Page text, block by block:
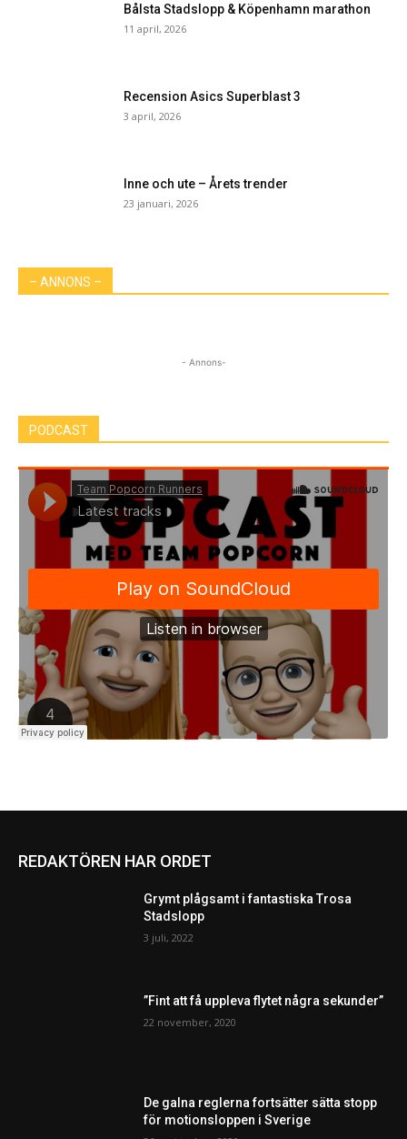
Bålsta Stadslopp & Köpenhamn marathon
11 april, 2026
Recension Asics Superblast 3
3 april, 2026
Inne och ute – Årets trender
23 januari, 2026
– ANNONS –
- Annons-
PODCAST
REDAKTÖREN HAR ORDET
Grymt plågsamt i fantastiska Trosa
Stadslopp
3 juli, 2022
”Fint att få uppleva flytet några sekunder”
22 november, 2020
De galna reglerna fortsätter sätta stopp
för motionsloppen i Sverige